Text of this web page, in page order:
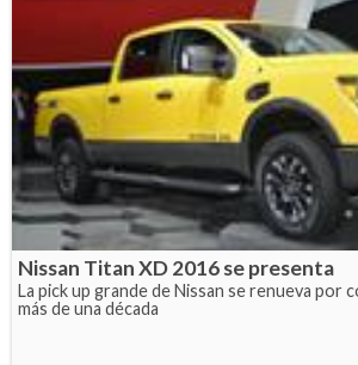
Nissan Titan XD 2016 se presenta
La pick up grande de Nissan se renueva por
más de una década